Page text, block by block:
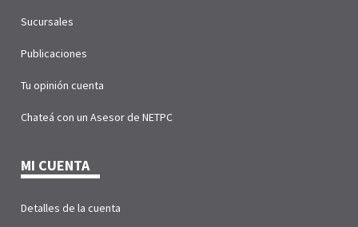
Sucursales
Publicaciones
Tu opinión cuenta
Chateá con un Asesor de NETPC
MI CUENTA
Detalles de la cuenta